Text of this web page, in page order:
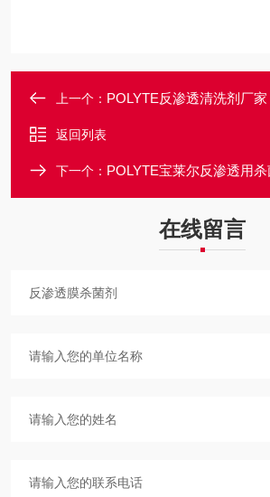
上一个： POLYTE反渗透清洗剂厂家
返回列表
下一个： POLYTE宝莱尔反渗透用杀菌剂
在线留言